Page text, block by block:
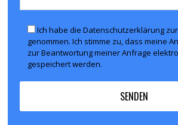
Ich habe die Datenschutzerklärung
genommen. Ich stimme zu, dass meine
zur Beantwortung meiner Anfrage
gespeichert werden.